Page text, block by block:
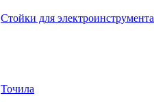
Стойки для электроинструмента
Точила